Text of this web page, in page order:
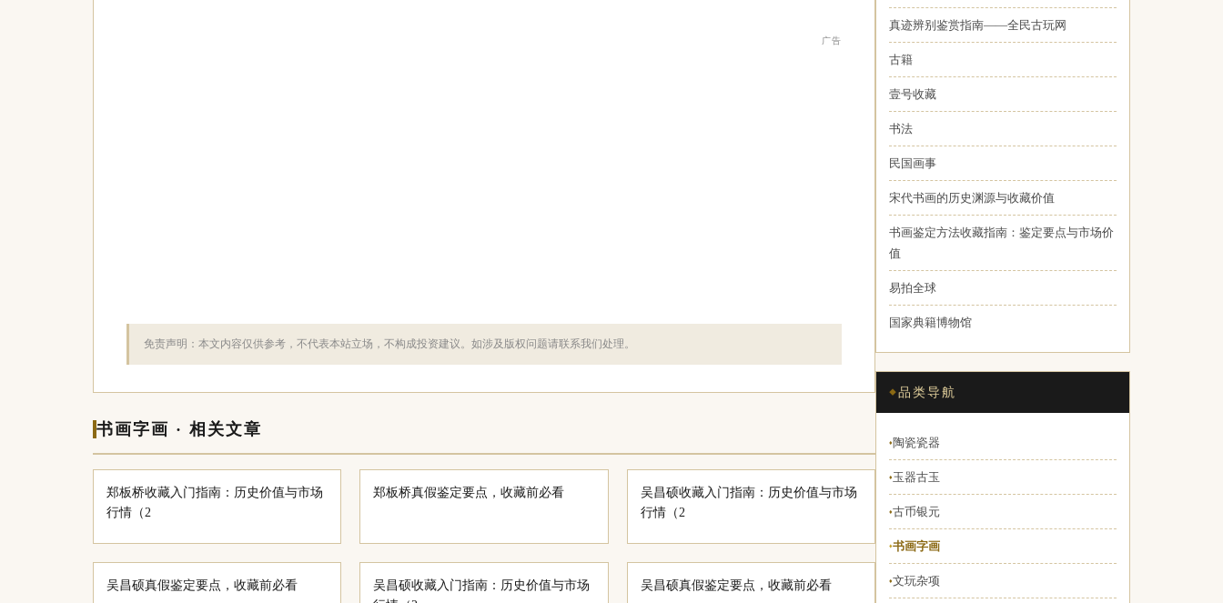
广告
免责声明：本文内容仅供参考，不代表本站立场，不构成投资建议。如涉及版权问题请联系我们处理。
书画字画 · 相关文章
郑板桥收藏入门指南：历史价值与市场
行情（2
郑板桥真假鉴定要点，收藏前必看
吴昌硕收藏入门指南：历史价值与市场
行情（2
吴昌硕真假鉴定要点，收藏前必看
吴昌硕收藏入门指南：历史价值与市场
吴昌硕真假鉴定要点，收藏前必看
真迹辨别鉴赏指南——全民古玩网
古籍
壹号收藏
书法
民国画事
宋代书画的历史渊源与收藏价值
书画鉴定方法收藏指南：鉴定要点与市场价
值
易拍全球
国家典籍博物馆
品类导航
♦ 陶瓷瓷器
♦ 玉器古玉
♦古币银元
♦书画字画
♦文玩杂项